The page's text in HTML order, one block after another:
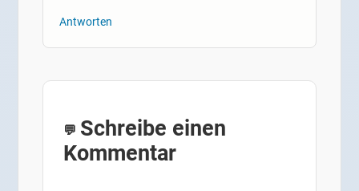
Antworten
Schreibe einen
Kommentar